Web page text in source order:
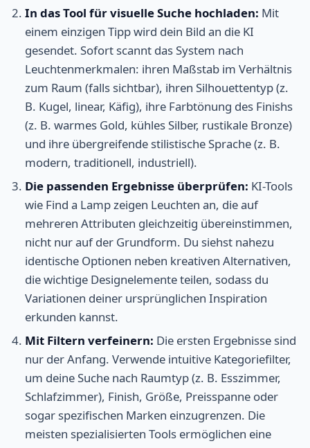
In das Tool für visuelle Suche hochladen: Mit
einem einzigen Tipp wird dein Bild an die KI
gesendet. Sofort scannt das System nach
Leuchtenmerkmalen: ihren Maßstab im Verhältnis
zum Raum (falls sichtbar), ihren Silhouettentyp (z.
B. Kugel, linear, Käfig), ihre Farbtönung des Finishs
(z. B. warmes Gold, kühles Silber, rustikale Bronze)
und ihre übergreifende stilistische Sprache (z. B.
modern, traditionell, industriell).
Die passenden Ergebnisse überprüfen: KI-Tools
wie Find a Lamp zeigen Leuchten an, die auf
mehreren Attributen gleichzeitig übereinstimmen,
nicht nur auf der Grundform. Du siehst nahezu
identische Optionen neben kreativen Alternativen,
die wichtige Designelemente teilen, sodass du
Variationen deiner ursprünglichen Inspiration
erkunden kannst.
Mit Filtern verfeinern: Die ersten Ergebnisse sind
nur der Anfang. Verwende intuitive Kategoriefilter,
um deine Suche nach Raumtyp (z. B. Esszimmer,
Schlafzimmer), Finish, Größe, Preisspanne oder
sogar spezifischen Marken einzugrenzen. Die
meisten spezialisierten Tools ermöglichen eine